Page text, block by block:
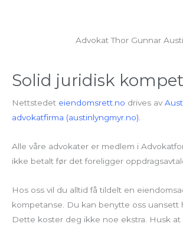
Advokat Thor Gunnar
Solid juridisk
Nettstedet eiendomsrett.no drives av
advokatfirma (austinlyngmyr.no).
Alle våre advokater er medlem i
ikke betalt før det foreligger
Hos oss vil du alltid få tildelt en
kompetanse. Du kan benytte oss uansett
Dette koster deg ikke noe ekstra. Husk at